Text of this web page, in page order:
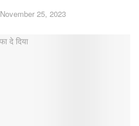
November 25, 2023